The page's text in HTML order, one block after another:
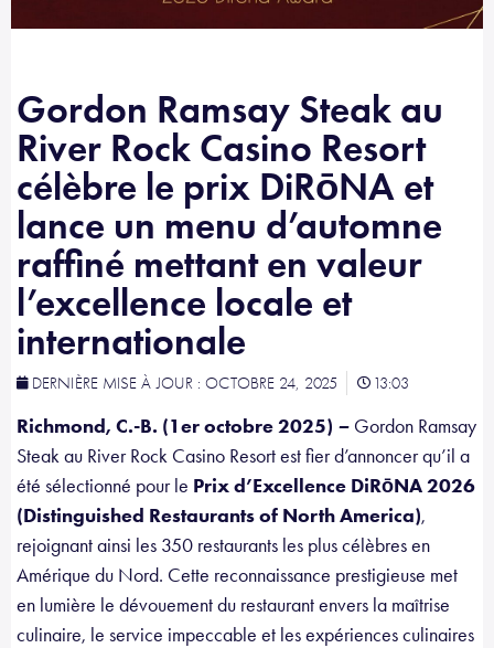
Gordon Ramsay Steak au
River Rock Casino Resort
célèbre le prix DiRōNA et
lance un menu d’automne
raffiné mettant en valeur
l’excellence locale et
internationale
DERNIÈRE MISE À JOUR : OCTOBRE 24, 2025 13:03
Richmond, C.-B. (1er octobre 2025) – Gordon Ramsay
Steak au River Rock Casino Resort est fier d’annoncer qu’il a
été sélectionné pour le Prix d’Excellence DiRōNA 2026
(Distinguished Restaurants of North America),
rejoignant ainsi les 350 restaurants les plus célèbres en
Amérique du Nord. Cette reconnaissance prestigieuse met
en lumière le dévouement du restaurant envers la maîtrise
culinaire, le service impeccable et les expériences culinaires